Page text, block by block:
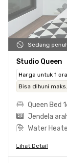
Sedang
Studio Queen
Harga untuk 1
Bisa dihuni
Queen Bed
Jendela
Water
Lihat Detail